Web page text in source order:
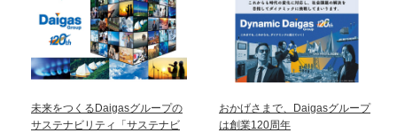
未来をつくるDaigasグループの
サステナビリティ「サステナビ
おかげさまで、Daigasグループ
は創業120周年